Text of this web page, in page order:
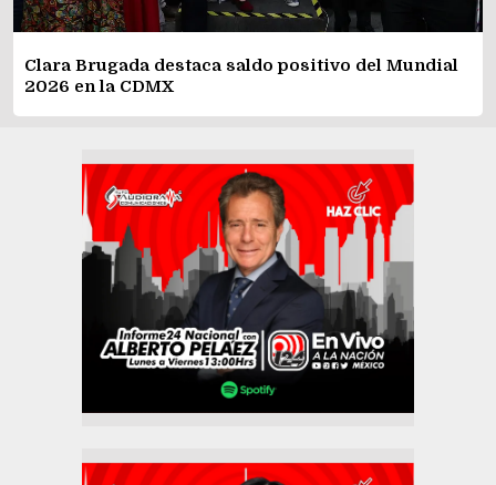
Clara Brugada destaca saldo positivo del Mundial
2026 en la CDMX